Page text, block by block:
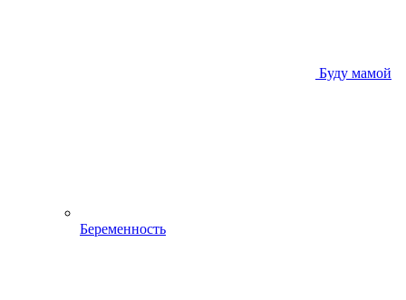
Буду мамой
Беременность